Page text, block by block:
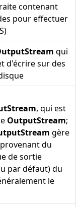
contenant
pour effectuer
qui
d'écrire sur des
, qui est
OutputStream;
gère
du
de sortie
par défaut) du
le